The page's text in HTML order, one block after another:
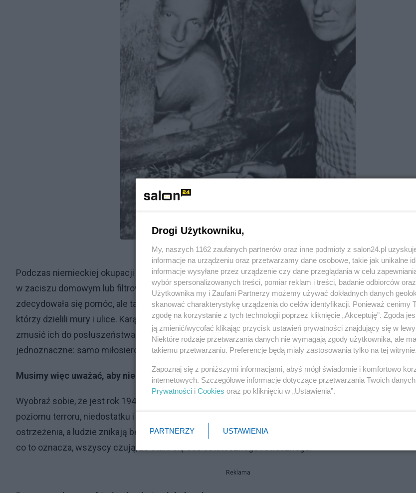
Podczas niemieckiej okupacji Polski pomoc Żydowi nie była abstrakcyjnym dylematem moralnym,
w zaciszu domowym lub filtrowanym przez teorię. Była to kwestia życia i śmierci, nie tylko dla osoby,
zdecydowała się pomóc, ale także dla jego żony, dzieci, starzejących się rodziców, a czasem nawet
którzy dzielili mury i ulice. Karą była śmierć, często wykonywana publicznie i celowo, by zastraszyć
zmusić ich do posłuszeństwa. Domy palono jako ostrzeżenie. Rodziny rozstrzeliwano razem.
jednoznaczne: samo miłosierdzie zostanie ukarane.
Musimy więc uważać, aby nie zadać tego pytania lekkomyślnie.
Wyobraź sobie, że jest rok 1942 i jesteś ojcem w małej polskiej wiosce. Wojna już sprowadziła twój
poziomu terroru, niedostatku i niepewności. Żywność jest ograniczona, niemieckie patrole pojawiają
ostrzeżenia, a ludzie znikają bez wyjaśnienia. Pobliskie getto zostało opróżnione i choć nikt otwarcie
co to oznacza, wszyscy czują, że stało się coś ostatecznego i strasznego.
Reklama
Drogi Użytkowniku,
My, naszych 1162 zaufanych partnerów oraz inne podmioty z salon24.pl
informacje na urządzeniu oraz przetwarzamy dane osobowe, takie jak unikalne
informacje wysyłane przez urządzenie czy dane przeglądania w celu
wybór spersonalizowanych treści, pomiar reklam i treści, badanie odbiorców
Użytkownika my i Zaufani Partnerzy możemy używać dokładnych danych
skanować charakterystykę urządzenia do celów identyfikacji. Ponieważ cenimy
zgodę na korzystanie z tych technologii poprzez kliknięcie „Akceptuję”. Zgoda
ją zmienić/wycofać klikając przycisk ustawień prywatności znajdujący się w
Niektóre rodzaje przetwarzania danych nie wymagają zgody użytkownika, ale
takiemu przetwarzaniu. Preferencje będą miały zastosowania tylko na tej witrynie.
Zapoznaj się z poniższymi informacjami, abyś mógł świadomie i komfortowo
internetowych. Szczegółowe informacje dotyczące przetwarzania Twoich
Prywatności i Cookies oraz po kliknięciu w „Ustawienia”.
PARTNERZY USTAWIENIA